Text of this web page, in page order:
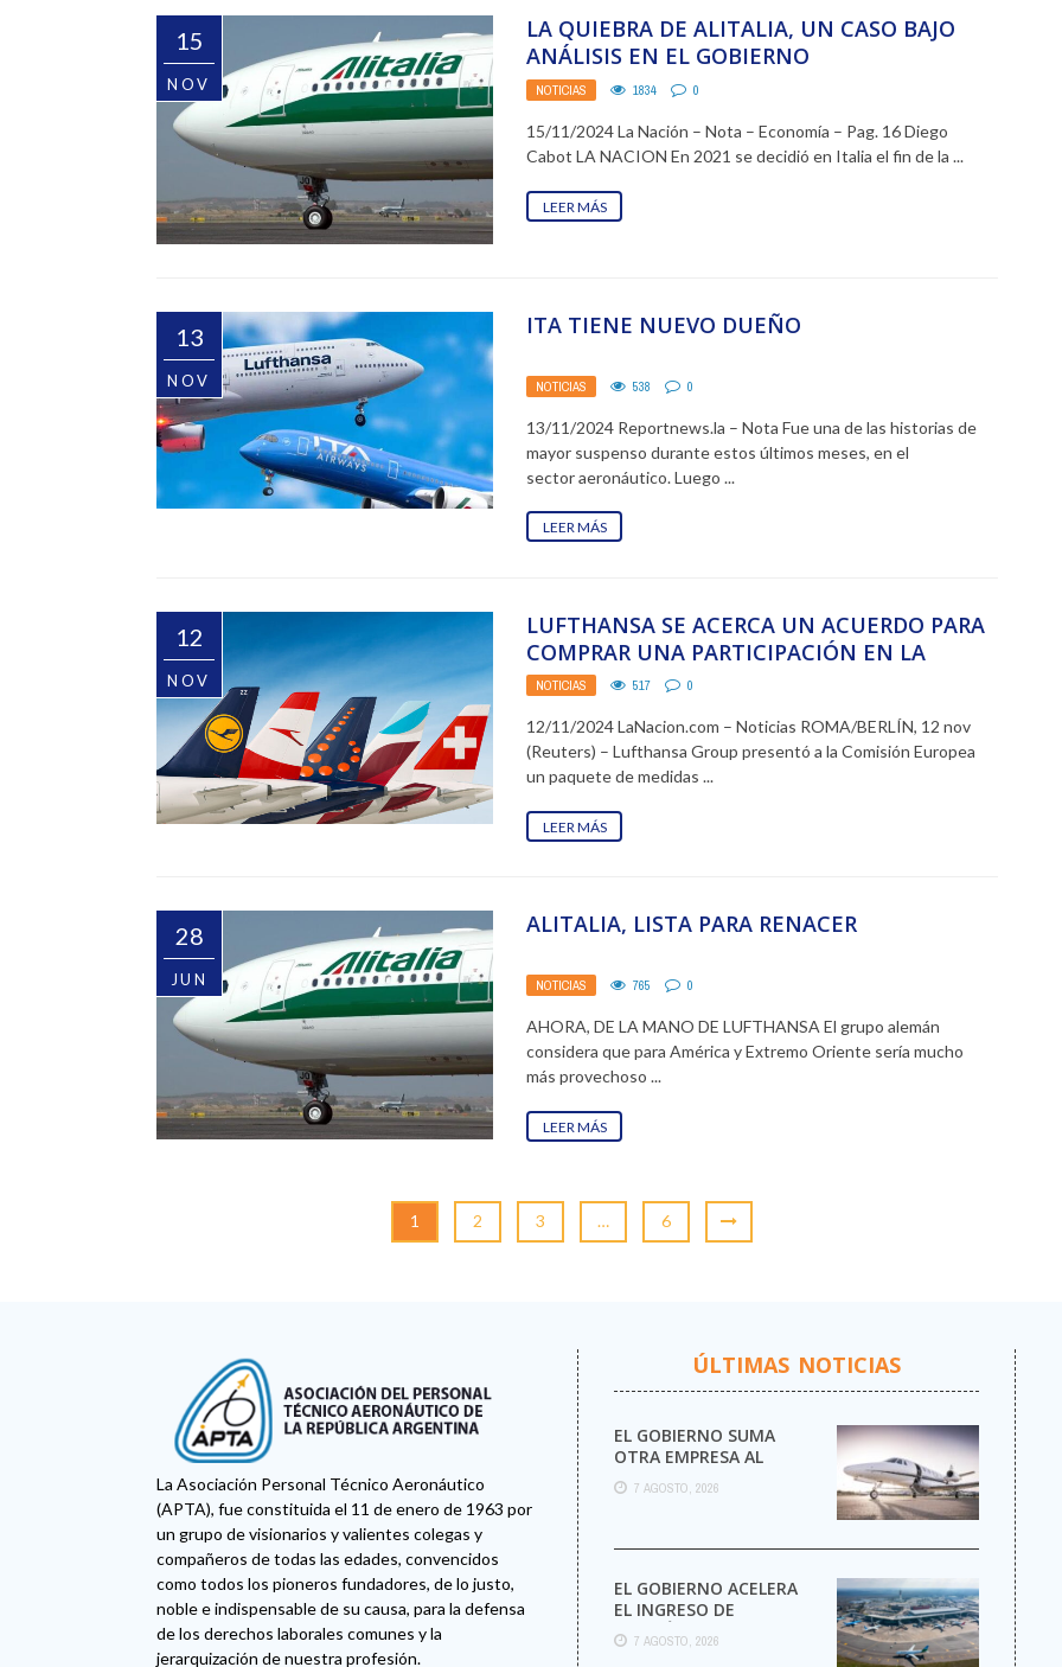
15
NOV
LA QUIEBRA DE ALITALIA, UN CASO BAJO
ANÁLISIS EN EL GOBIERNO
NOTICIAS 1834 0
15/11/2024 La Nación – Nota – Economía – Pag. 16 Diego
Cabot LA NACION En 2021 se decidió en Italia el fin de la ...
LEER MÁS
13
NOV
ITA TIENE NUEVO DUEÑO
NOTICIAS 538 0
13/11/2024 Reportnews.la – Nota Fue una de las historias de
mayor suspenso durante estos últimos meses, en el
sector aeronáutico. Luego ...
LEER MÁS
12
NOV
LUFTHANSA SE ACERCA UN ACUERDO PARA
COMPRAR UNA PARTICIPACIÓN EN LA
ITALIANA ITA
NOTICIAS 517 0
12/11/2024 LaNacion.com – Noticias ROMA/BERLÍN, 12 nov
(Reuters) – Lufthansa Group presentó a la Comisión Europea
un paquete de medidas ...
LEER MÁS
28
JUN
ALITALIA, LISTA PARA RENACER
NOTICIAS 765 0
AHORA, DE LA MANO DE LUFTHANSA El grupo alemán
considera que para América y Extremo Oriente sería mucho
más provechoso ...
LEER MÁS
1 2 3 … 6
La Asociación Personal Técnico Aeronáutico
(APTA), fue constituida el 11 de enero de 1963 por
un grupo de visionarios y valientes colegas y
compañeros de todas las edades, convencidos
como todos los pioneros fundadores, de lo justo,
noble e indispensable de su causa, para la defensa
de los derechos laborales comunes y la
jerarquización de nuestra profesión.
ÚLTIMAS NOTICIAS
EL GOBIERNO SUMA
OTRA EMPRESA AL
NEGOCIO DE LOS VUELOS
PRIVADOS
7 AGOSTO, 2026
EL GOBIERNO ACELERA
EL INGRESO DE
AEROLÍNEAS
EXTRANJERAS CON
7 AGOSTO, 2026